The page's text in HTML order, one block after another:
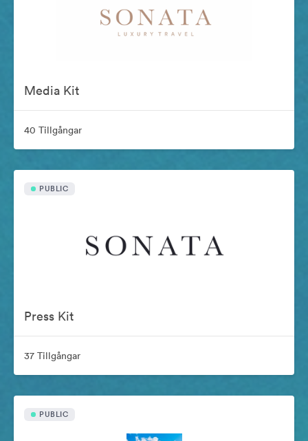
Media Kit
40 Tillgångar
PUBLIC
Press Kit
37 Tillgångar
PUBLIC